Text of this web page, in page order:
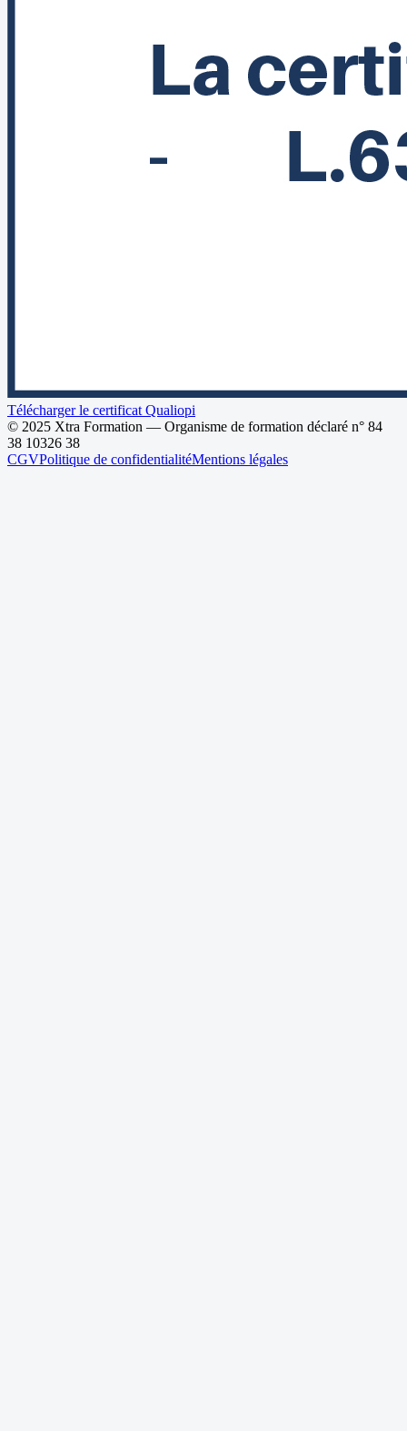
Télécharger le certificat Qualiopi
© 2025 Xtra Formation — Organisme de formation déclaré n° 84
38 10326 38
CGVPolitique de confidentialitéMentions légales